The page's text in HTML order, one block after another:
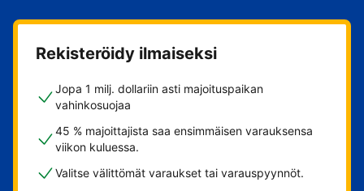
Rekisteröidy ilmaiseksi
Jopa 1 milj. dollariin asti majoituspaikan
vahinkosuojaa
45 % majoittajista saa ensimmäisen varauksensa
viikon kuluessa.
Valitse välittömät varaukset tai varauspyynnöt.